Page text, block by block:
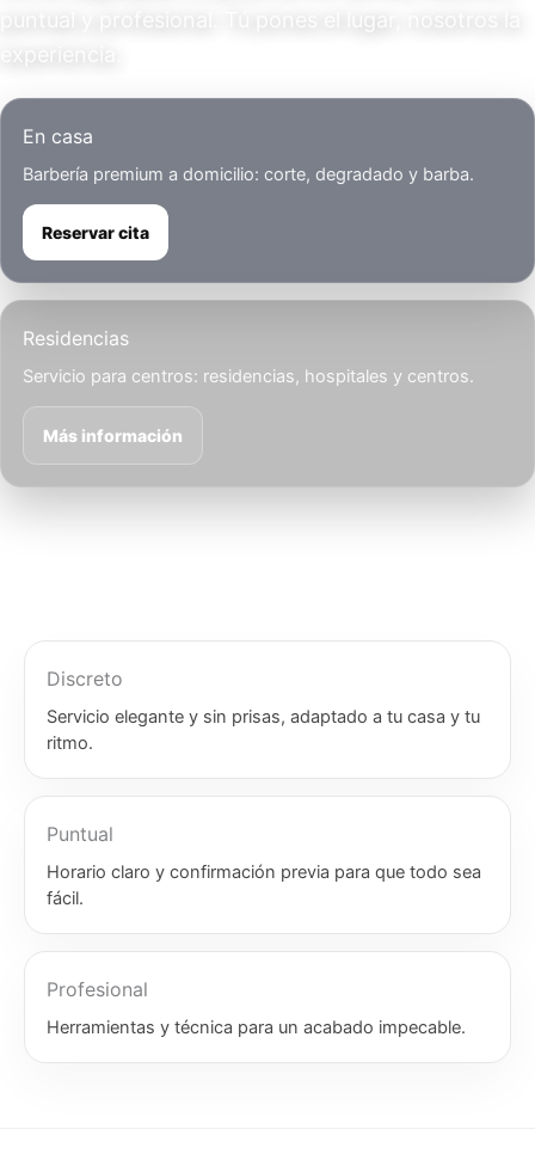
puntual y profesional. Tú pones el lugar, nosotros la
En casa
Barbería premium a domicilio: corte, degradado y barba.
Reservar cita
Residencias
Servicio para centros: residencias, hospitales y centros.
Más información
Discreto
Servicio elegante y sin prisas, adaptado a tu casa y tu
ritmo.
Puntual
Horario claro y confirmación previa para que todo sea
fácil.
Profesional
Herramientas y técnica para un acabado impecable.